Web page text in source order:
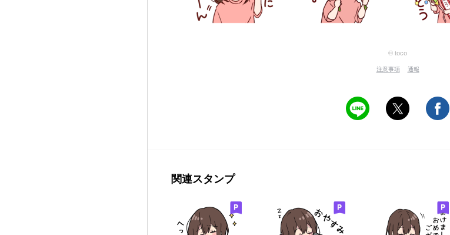
© toco
注意事項 通報
関連スタンプ